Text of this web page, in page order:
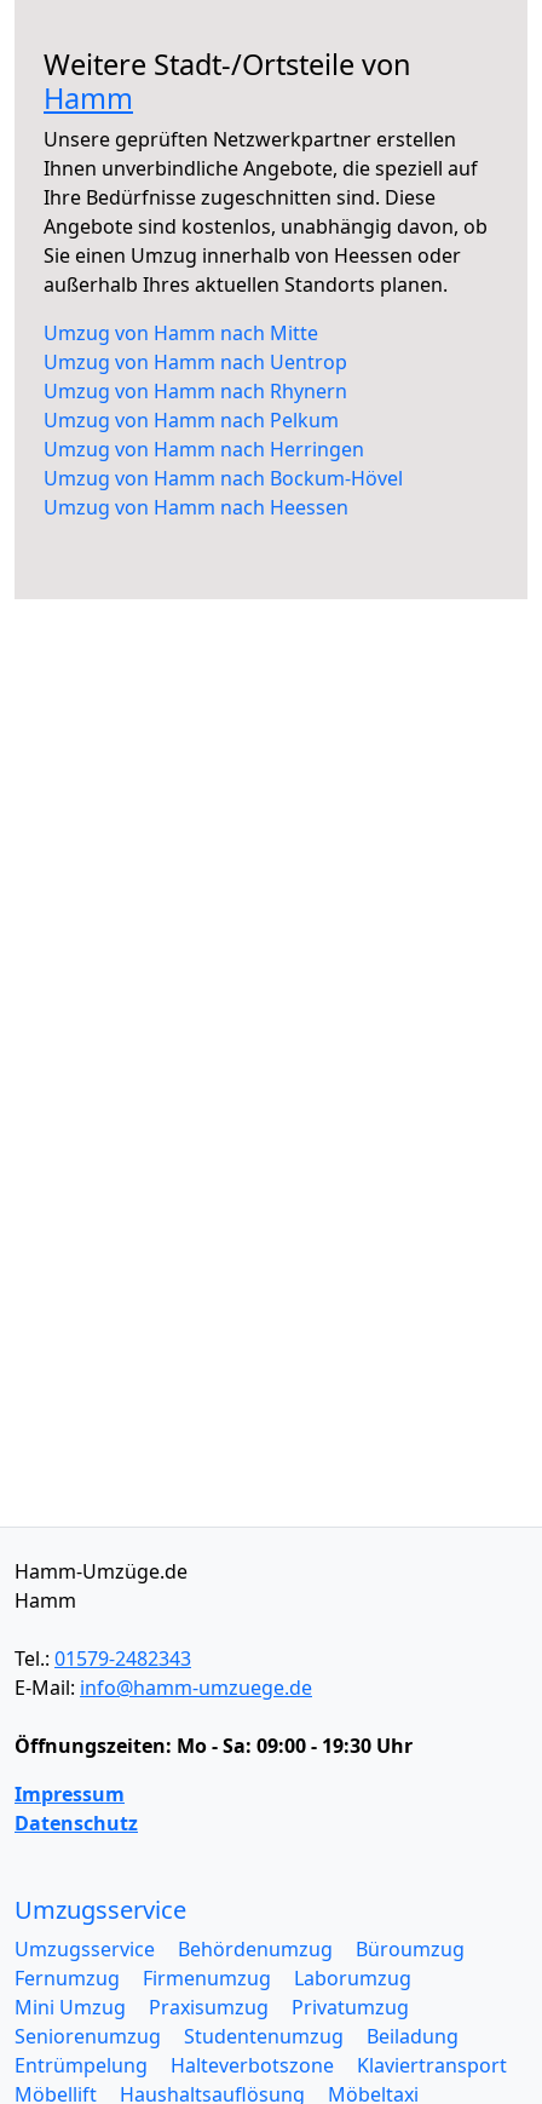
Weitere Stadt-/Ortsteile von
Hamm
Unsere geprüften Netzwerkpartner erstellen
Ihnen unverbindliche Angebote, die speziell auf
Ihre Bedürfnisse zugeschnitten sind. Diese
Angebote sind kostenlos, unabhängig davon, ob
Sie einen Umzug innerhalb von Heessen oder
außerhalb Ihres aktuellen Standorts planen.
Umzug von Hamm nach Mitte
Umzug von Hamm nach Uentrop
Umzug von Hamm nach Rhynern
Umzug von Hamm nach Pelkum
Umzug von Hamm nach Herringen
Umzug von Hamm nach Bockum-Hövel
Umzug von Hamm nach Heessen
Hamm-Umzüge.de
Hamm
Tel.: 01579-2482343
E-Mail: info@hamm-umzuege.de
Öffnungszeiten: Mo - Sa: 09:00 - 19:30 Uhr
Impressum
Datenschutz
Umzugsservice
Umzugsservice Behördenumzug
Büroumzug
Fernumzug
Firmenumzug
Laborumzug
Mini Umzug
Praxisumzug
Privatumzug
Seniorenumzug
Studentenumzug
Beiladung
Entrümpelung
Halteverbotszone
Klaviertransport
Möbellift
Haushaltsauflösung
Möbeltaxi